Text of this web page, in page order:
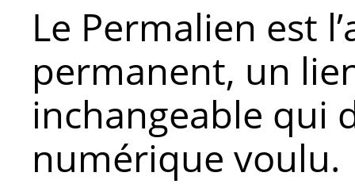
Le Permalien est
permanent, un
inchangeable qui
numérique voulu.